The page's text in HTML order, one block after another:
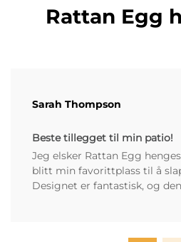
Rattan Egg
Sarah Thompson
Beste tillegget til min patio!
Jeg elsker Rattan Egg
blitt min favorittplass til å
Designet er fantastisk, og